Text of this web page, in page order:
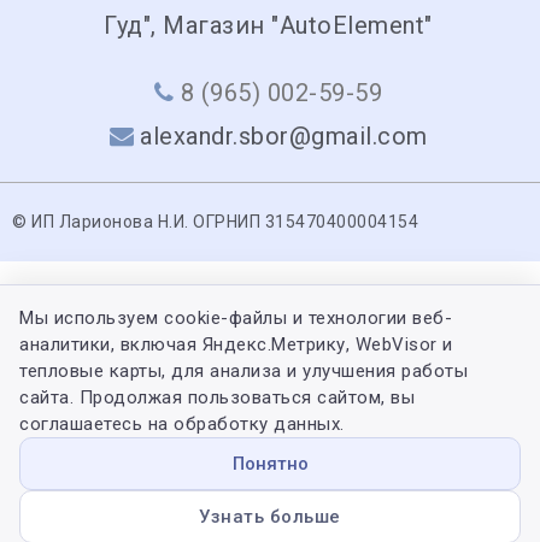
Гуд", Магазин "AutoElement"
8 (965) 002-59-59
alexandr.sbor@gmail.com
© ИП Ларионова Н.И. ОГРНИП 315470400004154
Мы используем cookie-файлы и технологии веб-
аналитики, включая Яндекс.Метрику, WebVisor и
тепловые карты, для анализа и улучшения работы
сайта. Продолжая пользоваться сайтом, вы
соглашаетесь на обработку данных.
Понятно
Узнать больше